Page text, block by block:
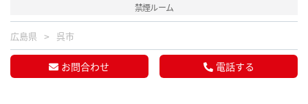
禁煙ルーム
広島県 呉市
お問合わせ 電話する